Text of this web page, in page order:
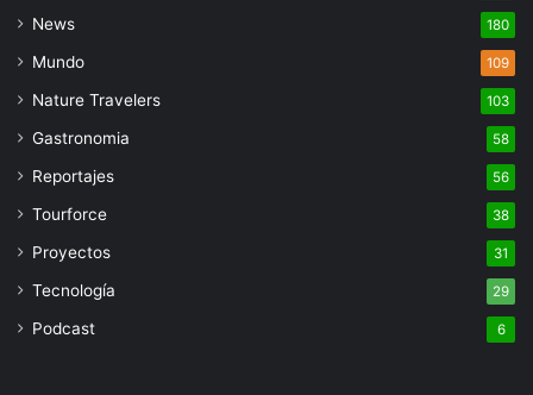
News 180
Mundo 109
Nature Travelers 103
Gastronomia 58
Reportajes 56
Tourforce 38
Proyectos 31
Tecnología 29
Podcast 6